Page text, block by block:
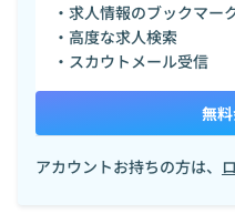
・求人情報のブックマー
・高度な求人検索
・スカウトメール受信
無
アカウントお持ちの方は、